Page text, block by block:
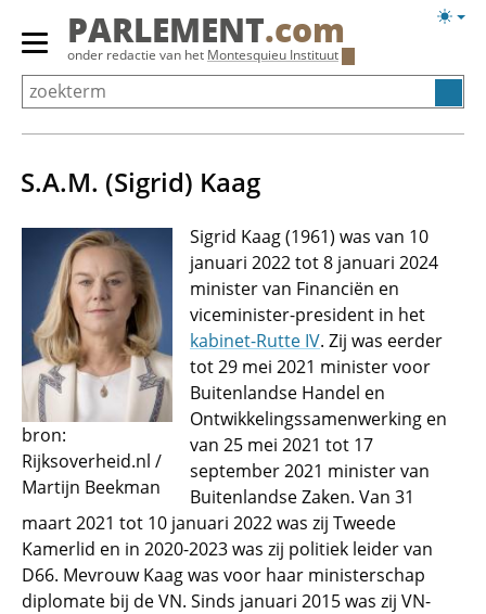
Overslaan
Primair
menu
tonen/verbergen
PARLEMENT.com
onder redactie van het Montesquieu Instituut
S.A.M. (Sigrid) Kaag
bron:
Rijksoverheid.nl /
Martijn Beekman
Sigrid Kaag (1961) was van 10
januari 2022 tot 8 januari 2024
minister van Financiën en
viceminister-president in het
kabinet-Rutte IV. Zij was eerder
tot 29 mei 2021 minister voor
Buitenlandse Handel en
Ontwikkelings­samenwerking en
van 25 mei 2021 tot 17
september 2021 minister van
Buitenlandse Zaken. Van 31
maart 2021 tot 10 januari 2022 was zij Tweede
Kamerlid en in 2020-2023 was zij politiek leider van
D66. Mevrouw Kaag was voor haar ministerschap
diplomate bij de VN. Sinds januari 2015 was zij VN-